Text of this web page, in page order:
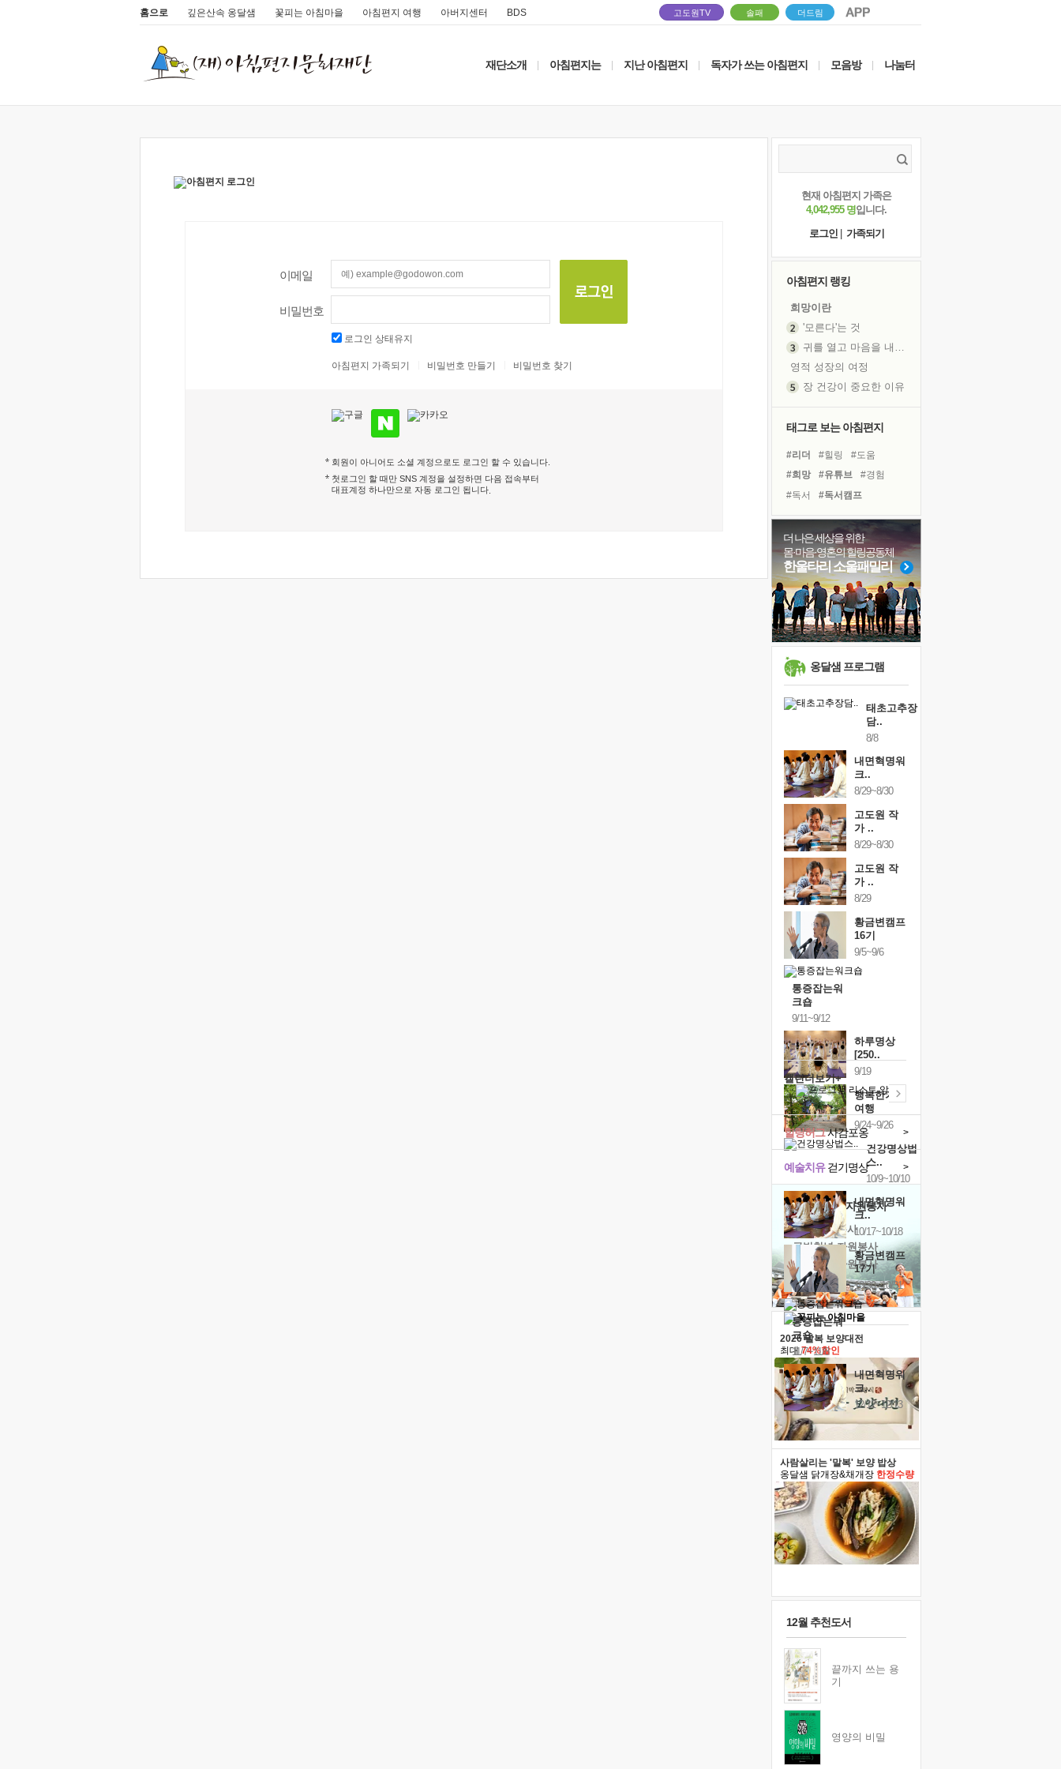
홈으로 깊은산속 옹달샘 꽃피는 아침마을 아침편지 여행 아버지센터 BDS 고도원TV 솔패 더드림
재단소개 아침편지는 지난 아침편지 독자가 쓰는 아침편지 모음방 나눔터
이메일
비밀번호
로그인 상태유지
아침편지 가족되기 비밀번호 만들기 비밀번호 찾기
회원이 아니어도 소셜 계정으로도 로그인 할 수 있습니다.
첫로그인 할 때만 SNS 계정을 설정하면 다음 접속부터
대표계정 하나만으로 자동 로그인 됩니다
현재 아침편지 가족은
4,042,955 명입니다.
로그인
가족되기
아침편지 랭킹
희망이란
'모른다'는 것
귀를 열고 마음을 내어주고
영적 성장의 여정
장 건강이 중요한 이유
흙이 된 몸으로 출근하는 여자
꿈이 실제가 되는 것
'말 타는 법'을 먼저
아픈 아버지를 위한 공간 설계
졸업식 사진을 보며
극심한 변비, 어깨결림, 수면 장애
보고 싶은 어머니
마음이 멈춰 버린 곳
유년 시절의 부산 영도 바다
못된 꼰대들
태그로 보는 아침편지
#리더 #힐링
#도움
#희망
#유튜브
#경험
#독서
#독서캠프
#나눔
#다짐
#아이들
#건강
#선택
#위기
#면역력
#명상
#링컨학교
#친구
#사람
#삶
#계획 #극복
더 나은 세상을 위한
몸·마음·영혼의 힐링공동체
한울타리 소울패밀리
옹달샘 프로그램
태초고추장
담..
8/8
내면혁명워
크..
8/29~8/30
고도원 작
가 ..
8/29~8/30
고도원 작
가 ..
8/29
황금변캠프
16기
9/5~9/6
통증잡는워
크숍
9/11~9/12
하루명상
[250..
9/19
행복한가족
여행
9/24~9/26
건강명상법
스..
10/9~10/10
내면혁명워
크..
10/17~10/18
황금변캠프
17기
10/30~10/31
통증잡는워
크숍
11/7~11/8
내면혁명워
크..
12/12~12/13
캘린더보기+
예술치유걷기명상 >
힐링허그사감포옹 >
'옹달샘의 꽃'자원봉사
· 청년 자원봉사
· 금빛청년 자원봉사
· 음식연구 자원봉사
2026 말복 보양대전
최대74%할인
사람살리는 '말복' 보양 밥상
옹달샘 닭개장&채개장 한정수량
12월 추천도서
끝까지 쓰는 용
기
영양의 비밀